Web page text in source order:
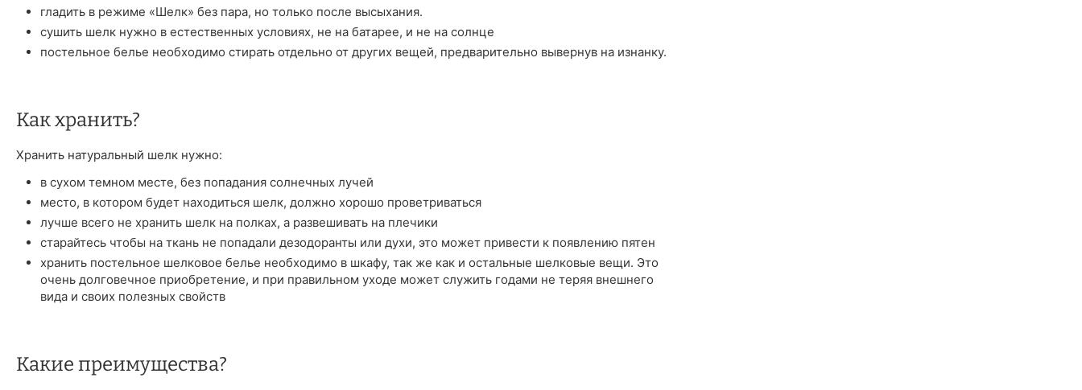
гладить в режиме «Шелк» без пара, но только после высыхания.
сушить шелк нужно в естественных условиях, не на батарее, и не на солнце
постельное белье необходимо стирать отдельно от других вещей, предварительно вывернув на изнанку.
Как хранить?
Хранить натуральный шелк нужно:
в сухом темном месте, без попадания солнечных лучей
место, в котором будет находиться шелк, должно хорошо проветриваться
лучше всего не хранить шелк на полках, а развешивать на плечики
старайтесь чтобы на ткань не попадали дезодоранты или духи, это может привести к появлению пятен
хранить постельное шелковое белье необходимо в шкафу, так же как и остальные шелковые вещи. Это
очень долговечное приобретение, и при правильном уходе может служить годами не теряя внешнего
вида и своих полезных свойств
Какие преимущества?